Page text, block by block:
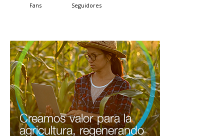
Fans Seguidores